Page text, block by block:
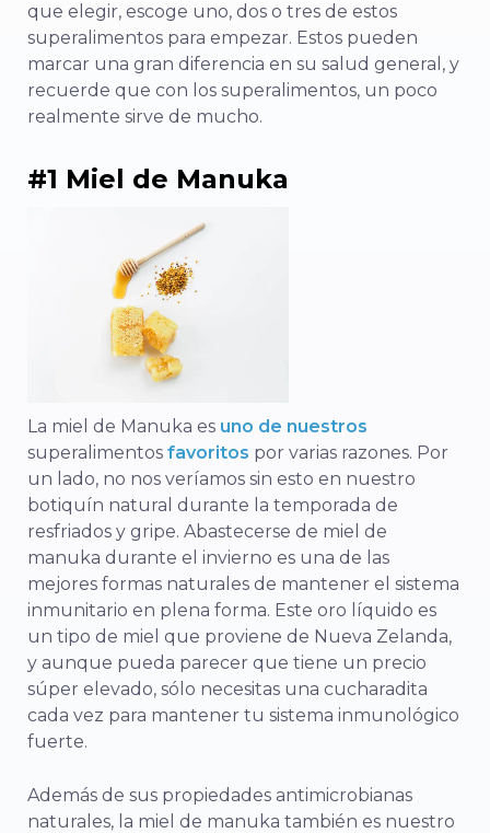
que elegir, escoge uno, dos o tres de estos
superalimentos para empezar. Estos pueden
marcar una gran diferencia en su salud general, y
recuerde que con los superalimentos, un poco
realmente sirve de mucho.
#1 Miel de Manuka
La miel de Manuka es uno de nuestros
superalimentos favoritos por varias razones. Por
un lado, no nos veríamos sin esto en nuestro
botiquín natural durante la temporada de
resfriados y gripe. Abastecerse de miel de
manuka durante el invierno es una de las
mejores formas naturales de mantener el sistema
inmunitario en plena forma. Este oro líquido es
un tipo de miel que proviene de Nueva Zelanda,
y aunque pueda parecer que tiene un precio
súper elevado, sólo necesitas una cucharadita
cada vez para mantener tu sistema inmunológico
fuerte.
Además de sus propiedades antimicrobianas
naturales, la miel de manuka también es nuestro